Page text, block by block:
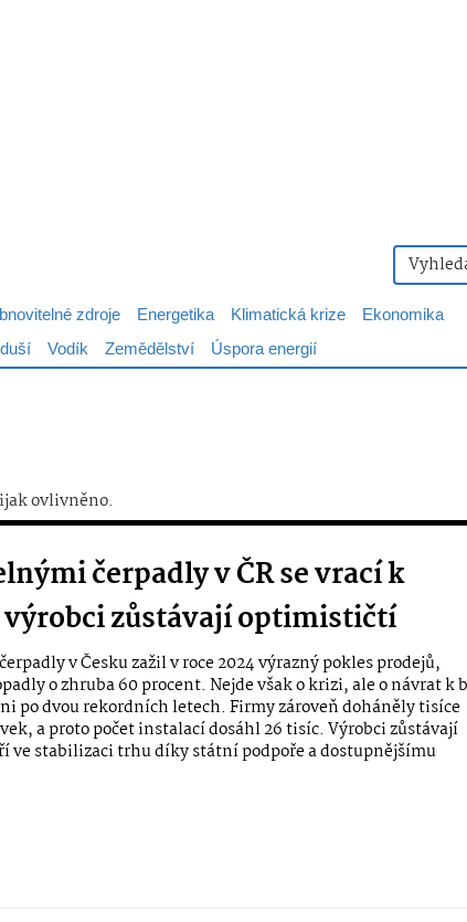
zdroje Energetika Klimatická krize
Ekonomika
Vodík Zemědělství Úspora energií
ovlivněno.
čerpadly v ČR se vrací k
zůstávají optimističtí
v Česku zažil v roce 2024 výrazný pokles prodejů,
o zhruba 60 procent. Nejde však o krizi, ale o návrat k
po dvou rekordních letech. Firmy zároveň doháněly tisíce
a proto počet instalací dosáhl 26 tisíc. Výrobci zůstávají
ve stabilizaci trhu díky státní podpoře a dostupnějšímu